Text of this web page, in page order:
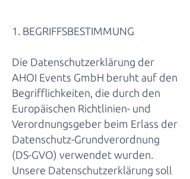
1. BEGRIFFSBESTIMMUNG
Die Datenschutzerklärung der
AHOI Events GmbH beruht auf den
Begrifflichkeiten, die durch den
Europäischen Richtlinien- und
Verordnungsgeber beim Erlass der
Datenschutz-Grundverordnung
(DS-GVO) verwendet wurden.
Unsere Datenschutzerklärung soll